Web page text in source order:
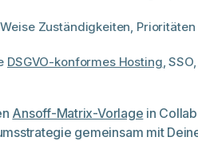
Zuständigkeiten,
DSGVO-konformes Hosting ,
Ansoff-Matrix-Vorlage in
gemeinsam mit